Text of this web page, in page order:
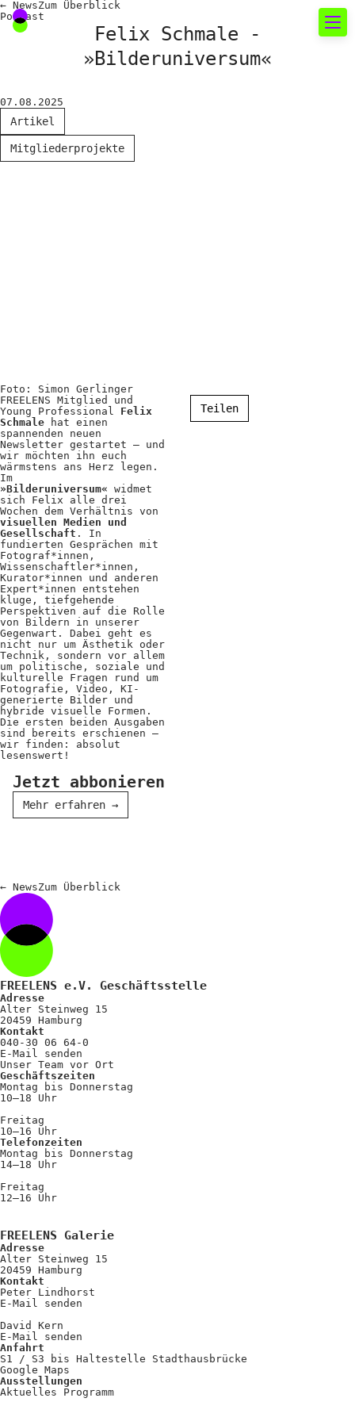
Neues rund um die
Fotografie
Das aktuelle Foto
News
Verband
Fotograf*innen
Regionalgruppen
Projekte und Publikationen
Foundation
Services für
Fotograf*innen
Mitglied werden
Presseausweis
Mein FREELENS
Kooperationen
Wissen A-Z
Login
← NewsZum Überblick
Podcast
Felix Schmale -
»Bilderuniversum«
07.08.2025
Artikel
Mitgliederprojekte
Foto: Simon Gerlinger
FREELENS Mitglied und
Young Professional Felix
Schmale hat einen
spannenden neuen
Newsletter gestartet – und
wir möchten ihn euch
wärmstens ans Herz legen.
Im
»Bilderuniversum« widmet
sich Felix alle drei
Wochen dem Verhältnis von
visuellen Medien und
Gesellschaft . In
fundierten Gesprächen mit
Fotograf*innen,
Wissenschaftler*innen,
Kurator*innen und anderen
Expert*innen entstehen
kluge, tiefgehende
Perspektiven auf die Rolle
von Bildern in unserer
Gegenwart. Dabei geht es
nicht nur um Ästhetik oder
Technik, sondern vor allem
um politische, soziale und
kulturelle Fragen rund um
Fotografie, Video, KI-
generierte Bilder und
hybride visuelle Formen.
Die ersten beiden Ausgaben
sind bereits erschienen –
wir finden: absolut
lesenswert!
Teilen
Jetzt abbonieren
Mehr erfahren →
← NewsZum Überblick
FREELENS e.V. Geschäftsstelle
Adresse
Alter Steinweg 15
20459 Hamburg
Kontakt
040-30 06 64-0
E-Mail senden
Unser Team vor Ort
Geschäftszeiten
Montag bis Donnerstag
10–18 Uhr
Freitag
10–16 Uhr
Telefonzeiten
Montag bis Donnerstag
14–18 Uhr
Freitag
12–16 Uhr
FREELENS Galerie
Adresse
Alter Steinweg 15
20459 Hamburg
Kontakt
Peter Lindhorst
E-Mail senden
David Kern
E-Mail senden
Anfahrt
S1 / S3 bis Haltestelle Stadthausbrücke
Google Maps
Ausstellungen
Aktuelles Programm